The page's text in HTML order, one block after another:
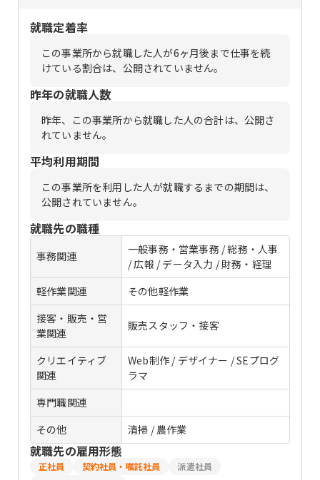
就職定着率
この事業所から就職した人が6ヶ月後まで仕事を続
けている割合は、公開されていません。
昨年の就職人数
昨年、この事業所から就職した人の合計は、公開さ
れていません。
平均利用期間
この事業所を利用した人が就職するまでの期間は、
公開されていません。
就職先の職種
事務関連
一般事務・営業事務 / 総務・人事
/ 広報 / データ入力 / 財務・経理
軽作業関連
その他軽作業
接客・販売・営
業関連
販売スタッフ・接客
クリエイティブ
関連
Web制作 / デザイナー / SEプログ
ラマ
専門職関連
その他
清掃 / 農作業
就職先の雇用形態
正社員 契約社員・嘱託社員
派遣社員